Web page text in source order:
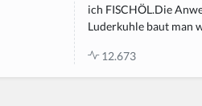
ich FISCHÖL.Die
Luderkuhle baut man
12.673